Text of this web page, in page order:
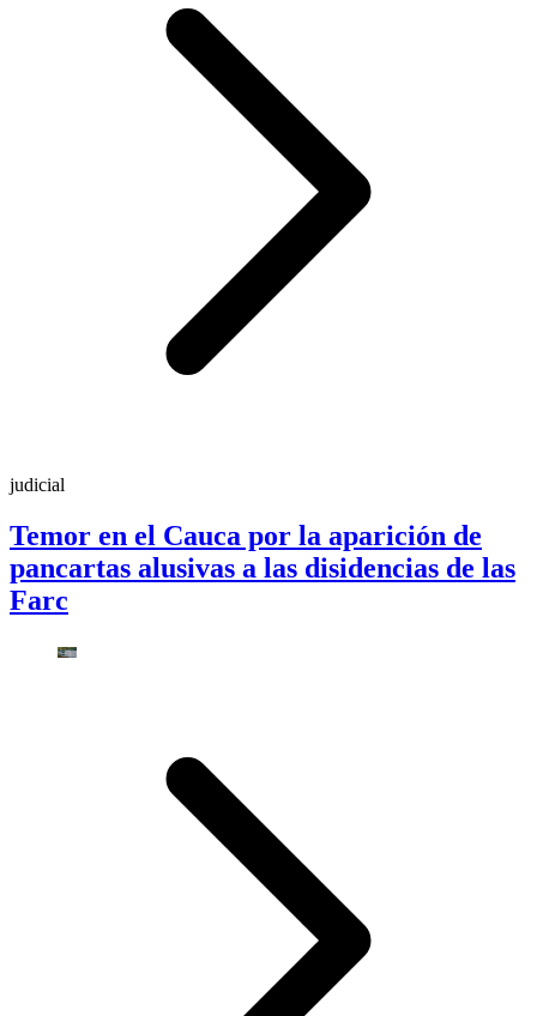
judicial
Temor en el Cauca por la aparición de
pancartas alusivas a las disidencias de las
Farc